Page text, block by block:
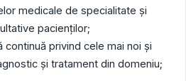
medicale de specialitate și
pacienților;
continuă privind cele mai noi și
și tratament din domeniu;